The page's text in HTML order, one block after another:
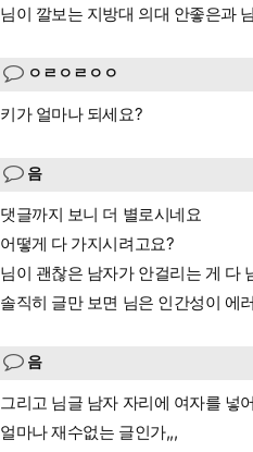
님이 깔보는 지방대 의대 안좋은과
ㅇㄹㅇㄹㅇㅇ
키가 얼마나 되세요?
음
댓글까지 보니 더 별로시네요
어떻게 다 가지시려고요?
님이 괜찮은 남자가 안걸리는 게 다
솔직히 글만 보면 님은 인간성이 에
음
그리고 님글 남자 자리에 여자를 넣
얼마나 재수없는 글인가,,,